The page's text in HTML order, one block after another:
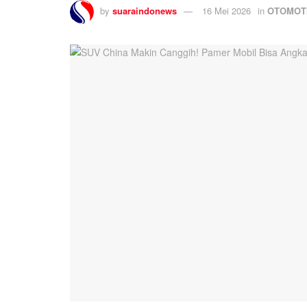
by suaraindonews 16 Mei 2026 in